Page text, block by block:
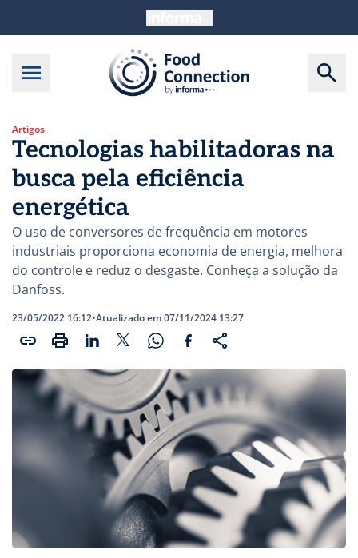
Artigos
Tecnologias habilitadoras na
busca pela eficiência
energética
O uso de conversores de frequência em motores
industriais proporciona economia de energia, melhora
do controle e reduz o desgaste. Conheça a solução da
Danfoss.
23/05/2022 16:12•Atualizado em 07/11/2024 13:27